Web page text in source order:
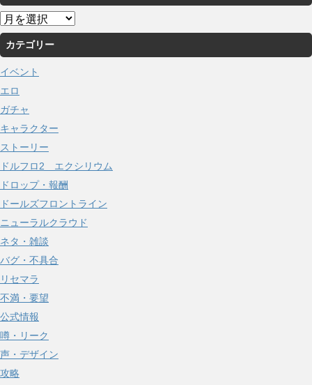
ア
ー
カ
イ
ブ
カテゴリー
イベント
エロ
ガチャ
キャラクター
ストーリー
ドルフロ2 エクシリウム
ドロップ・報酬
ドールズフロントライン
ニューラルクラウド
ネタ・雑談
バグ・不具合
リセマラ
不満・要望
公式情報
噂・リーク
声・デザイン
攻略